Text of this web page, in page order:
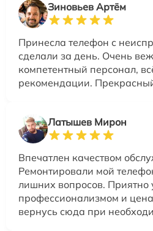
Зиновьев Артём
Принесла телефон с
сделали за день. Очень
компетентный персонал,
рекомендации.
Латышев Мирон
Впечатлен качеством
Ремонтировали мой
лишних вопросов. Приятно
профессионализмом и
вернусь сюда при